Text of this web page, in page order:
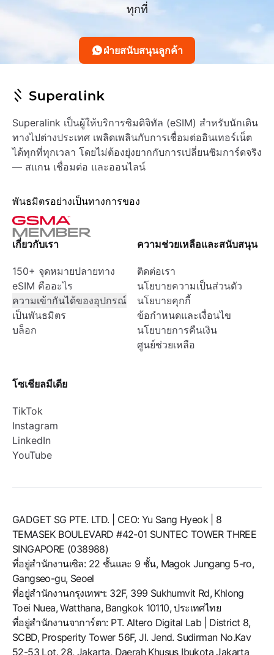
ทุกที่
ฝ่ายสนับสนุนลูกค้า
Superalink เป็นผู้ให้บริการซิมดิจิทัล (eSIM) สำหรับนักเดิน
ทางไปต่างประเทศ เพลิดเพลินกับการเชื่อมต่ออินเทอร์เน็ต
ได้ทุกที่ทุกเวลา โดยไม่ต้องยุ่งยากกับการเปลี่ยนซิมการ์ดจริง
— สแกน เชื่อมต่อ และออนไลน์
พันธมิตรอย่างเป็นทางการของ
เกี่ยวกับเรา
150+ จุดหมายปลายทาง
eSIM คืออะไร
ความเข้ากันได้ของอุปกรณ์
เป็นพันธมิตร
บล็อก
ความช่วยเหลือและสนับสนุน
ติดต่อเรา
นโยบายความเป็นส่วนตัว
นโยบายคุกกี้
ข้อกำหนดและเงื่อนไข
นโยบายการคืนเงิน
ศูนย์ช่วยเหลือ
โซเชียลมีเดีย
TikTok
Instagram
LinkedIn
YouTube
GADGET SG PTE. LTD. | CEO: Yu Sang Hyeok | 8
TEMASEK BOULEVARD #42-01 SUNTEC TOWER THREE
SINGAPORE (038988)
ที่อยู่สำนักงานเซิล: 22 ชั้นและ 9 ชั้น, Magok Jungang 5-ro,
Gangseo-gu, Seoel
ที่อยู่สำนักงานกรุงเทพฯ: 32F, 399 Sukhumvit Rd, Khlong
Toei Nuea, Watthana, Bangkok 10110, ประเทศไทย
ที่อยู่สำนักงานจาการ์ตา: PT. Altero Digital Lab | District 8,
SCBD, Prosperity Tower 56F, Jl. Jend. Sudirman No.Kav
52-53 Lot. 28, Jakarta, Daerah Khusus Ibukota Jakarta